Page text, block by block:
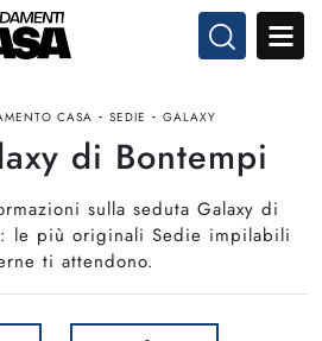
CASA - SEDIE - GALAXY
di Bontempi
sulla seduta Galaxy di
le più originali Sedie impilabili
ti attendono.